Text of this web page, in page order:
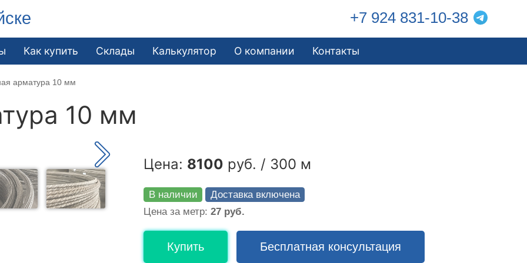
+7 924 831-10-38
Как купить Склады Калькулятор О компании Контакты
арматура 10 мм
10 мм
Цена: 8100 руб. / 300 м
В наличии
Доставка включена
Цена за метр: 27 руб.
Купить Бесплатная консультация